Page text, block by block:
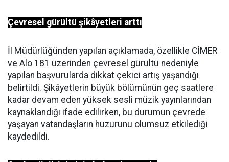
Çevresel gürültü şikâyetleri arttı
İl Müdürlüğünden yapılan açıklamada, özellikle CİMER
ve Alo 181 üzerinden çevresel gürültü nedeniyle
yapılan başvurularda dikkat çekici artış yaşandığı
belirtildi. Şikâyetlerin büyük bölümünün geç saatlere
kadar devam eden yüksek sesli müzik yayınlarından
kaynaklandığı ifade edilirken, bu durumun çevrede
yaşayan vatandaşların huzurunu olumsuz etkilediği
kaydedildi.